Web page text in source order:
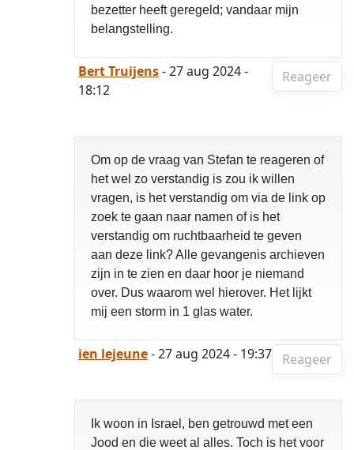
bezetter heeft geregeld; vandaar mijn
belangstelling.
Reageer
Bert Truijens- 27 aug 2024 -
18:12
Om op de vraag van Stefan te reageren of
het wel zo verstandig is zou ik willen
vragen, is het verstandig om via de link op
zoek te gaan naar namen of is het
verstandig om ruchtbaarheid te geven
aan deze link? Alle gevangenis archieven
zijn in te zien en daar hoor je niemand
over. Dus waarom wel hierover. Het lijkt
mij een storm in 1 glas water.
Reageer
ien lejeune- 27 aug 2024 - 19:37
Ik woon in Israel, ben getrouwd met een
Jood en die weet al alles. Toch is het voor